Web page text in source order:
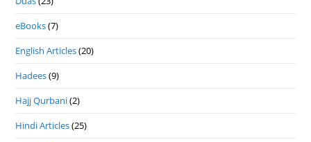
eBooks(7)
English Articles(20)
Hadees(9)
Hajj Qurbani(2)
Hindi Articles(25)